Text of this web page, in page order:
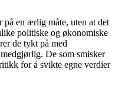
på en ærlig måte, uten at det
politiske og økonomiske
de tykt på med
De som smisker
for å svikte egne verdier